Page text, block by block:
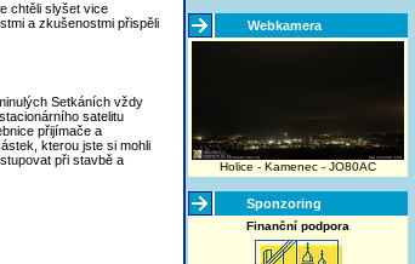
chtěli slyšet vice
a zkušenostmi přispěli
Setkáních vždy
satelitu
přijímače a
kterou jste si mohli
při stavbě a
Webkamera
Holice - Kamenec - JO80AC
Sponzoring
Finanční podpora